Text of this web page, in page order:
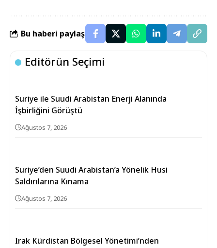
Bu haberi paylaş
Editörün Seçimi
Suriye ile Suudi Arabistan Enerji Alanında
İşbirliğini Görüştü
Ağustos 7, 2026
Suriye’den Suudi Arabistan’a Yönelik Husi
Saldırılarına Kınama
Ağustos 7, 2026
Irak Kürdistan Bölgesel Yönetimi’nden